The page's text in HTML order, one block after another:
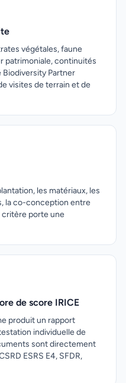
végétales, faune
patrimoniale, continuités
Partner
visites de terrain et de
les matériaux, les
la co-conception entre
porte une
de score IRICE
produit un rapport
individuelle de
sont directement
ESRS E4, SFDR,